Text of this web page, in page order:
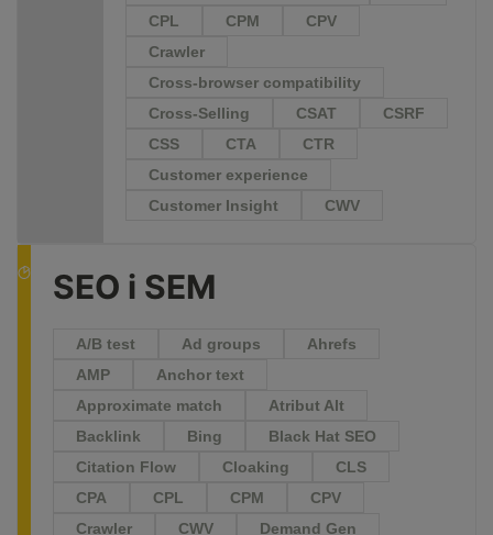
CPL
CPM
CPV
Crawler
Cross-browser compatibility
Cross-Selling
CSAT
CSRF
CSS
CTA
CTR
Customer experience
Customer Insight
CWV
SEO i SEM
A/B test Ad groups
Ahrefs
AMP
Anchor text
Approximate match
Atribut Alt
Backlink
Bing
Black Hat SEO
Citation Flow
Cloaking
CLS
CPA
CPL CPM
CPV
Crawler
CWV Demand Gen